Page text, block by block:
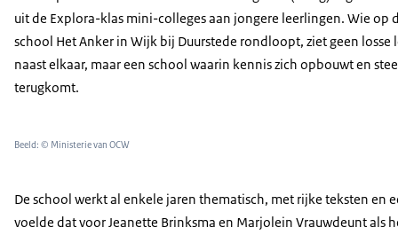
uit de Explora-klas mini-colleges aan jongere leerlingen. Wie op
school Het Anker in Wijk bij Duurstede rondloopt, ziet geen losse
naast elkaar, maar een school waarin kennis zich opbouwt en
terugkomt.
Beeld: © Ministerie van OCW
De school werkt al enkele jaren thematisch, met rijke teksten
voelde dat voor Jeanette Brinksma en Marjolein Vrauwdeunt als